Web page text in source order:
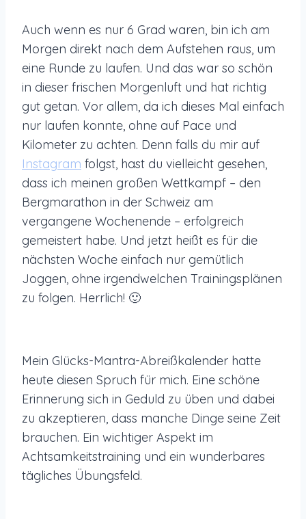
Auch wenn es nur 6 Grad waren, bin ich am
Morgen direkt nach dem Aufstehen raus, um
eine Runde zu laufen. Und das war so schön
in dieser frischen Morgenluft und hat richtig
gut getan. Vor allem, da ich dieses Mal einfach
nur laufen konnte, ohne auf Pace und
Kilometer zu achten. Denn falls du mir auf
Instagram folgst, hast du vielleicht gesehen,
dass ich meinen großen Wettkampf – den
Bergmarathon in der Schweiz am
vergangene Wochenende – erfolgreich
gemeistert habe. Und jetzt heißt es für die
nächsten Woche einfach nur gemütlich
Joggen, ohne irgendwelchen Trainingsplänen
zu folgen. Herrlich! 🙂
Mein Glücks-Mantra-Abreißkalender hatte
heute diesen Spruch für mich. Eine schöne
Erinnerung sich in Geduld zu üben und dabei
zu akzeptieren, dass manche Dinge seine Zeit
brauchen. Ein wichtiger Aspekt im
Achtsamkeitstraining und ein wunderbares
tägliches Übungsfeld.